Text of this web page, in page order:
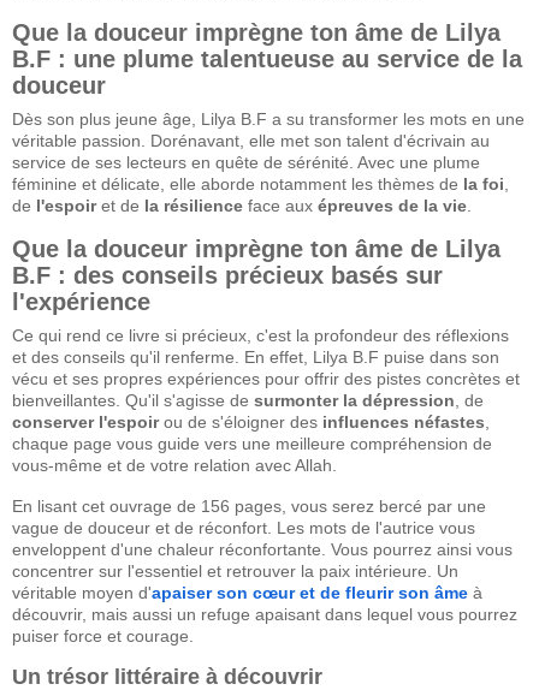
Que la douceur imprègne ton âme de Lilya
B.F : une plume talentueuse au service de la
douceur
Dès son plus jeune âge, Lilya B.F a su transformer les mots en une
véritable passion. Dorénavant, elle met son talent d'écrivain au
service de ses lecteurs en quête de sérénité. Avec une plume
féminine et délicate, elle aborde notamment les thèmes de la foi
de l'espoiret de la résilience face aux épreuves de la vie
Que la douceur imprègne ton âme de Lilya
B.F : des conseils précieux basés sur
l'expérience
Ce qui rend ce livre si précieux, c'est la profondeur des réflexions
et des conseils qu'il renferme. En effet, Lilya B.F puise dans son
vécu et ses propres expériences pour offrir des pistes concrètes et
bienveillantes. Qu'il s'agisse de surmonter la dépression , de
conserver l'espoirou de s'éloigner des influences néfastes
chaque page vous guide vers une meilleure compréhension de
vous-même et de votre relation avec Allah.
En lisant cet ouvrage de 156 pages, vous serez bercé par une
vague de douceur et de réconfort. Les mots de l'autrice vous
enveloppent d'une chaleur réconfortante. Vous pourrez ainsi vous
concentrer sur l'essentiel et retrouver la paix intérieure. Un
véritable moyen d'apaiser son cœur et de fleurir son âme à
découvrir, mais aussi un refuge apaisant dans lequel vous pourrez
puiser force et courage.
Un trésor littéraire à découvrir